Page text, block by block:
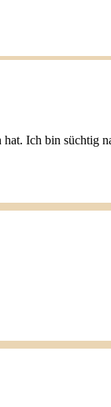
Ich bin süchtig